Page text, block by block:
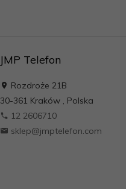
JMP Telefon
Rozdroże 21B
30-361 Kraków, Polska
12 2606710
sklep@jmptelefon.com